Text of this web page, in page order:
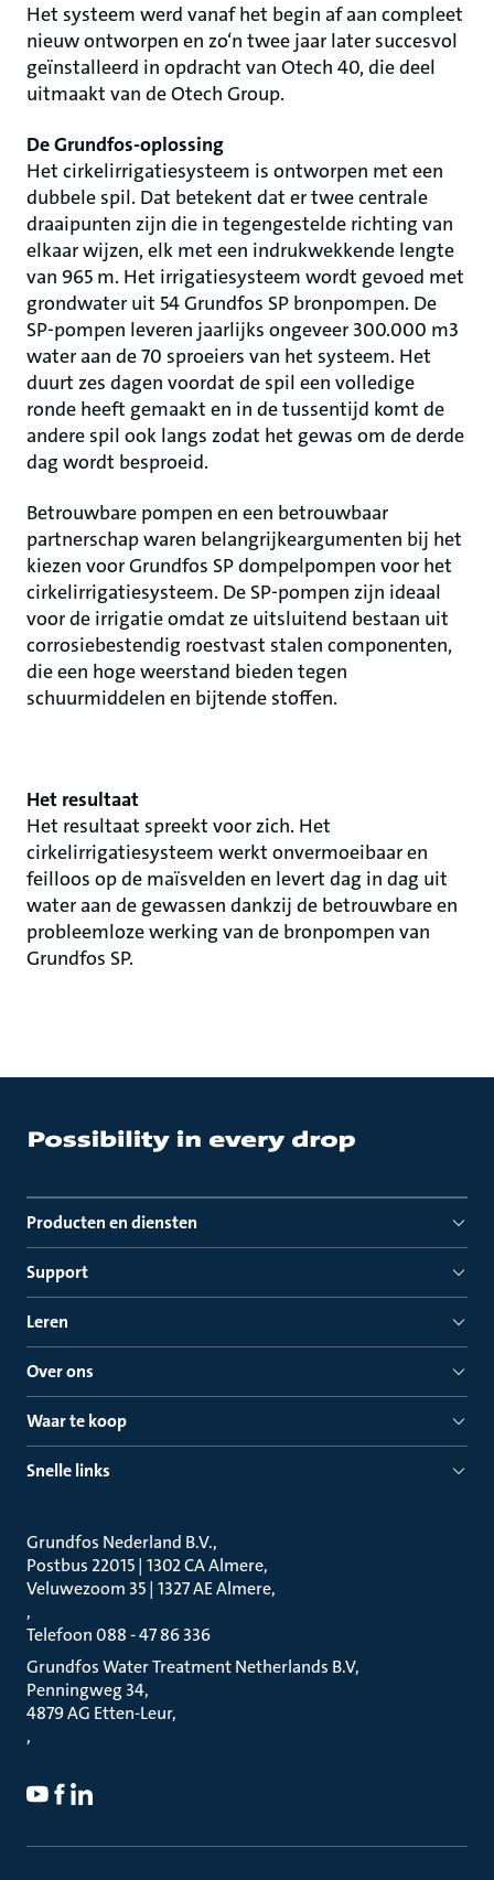
Het systeem werd vanaf het begin af aan compleet
nieuw ontworpen en zo‘n twee jaar later succesvol
geïnstalleerd in opdracht van Otech 40, die deel
uitmaakt van de Otech Group.
De Grundfos-oplossing
Het cirkelirrigatiesysteem is ontworpen met een
dubbele spil. Dat betekent dat er twee centrale
draaipunten zijn die in tegengestelde richting van
elkaar wijzen, elk met een indrukwekkende lengte
van 965 m. Het irrigatiesysteem wordt gevoed met
grondwater uit 54 Grundfos SP bronpompen. De
SP-pompen leveren jaarlijks ongeveer 300.000 m3
water aan de 70 sproeiers van het systeem. Het
duurt zes dagen voordat de spil een volledige
ronde heeft gemaakt en in de tussentijd komt de
andere spil ook langs zodat het gewas om de derde
dag wordt besproeid.
Betrouwbare pompen en een betrouwbaar
partnerschap waren belangrijkeargumenten bij het
kiezen voor Grundfos SP dompelpompen voor het
cirkelirrigatiesysteem. De SP-pompen zijn ideaal
voor de irrigatie omdat ze uitsluitend bestaan uit
corrosiebestendig roestvast stalen componenten,
die een hoge weerstand bieden tegen
schuurmiddelen en bijtende stoffen.
Het resultaat
Het resultaat spreekt voor zich. Het
cirkelirrigatiesysteem werkt onvermoeibaar en
feilloos op de maïsvelden en levert dag in dag uit
water aan de gewassen dankzij de betrouwbare en
probleemloze werking van de bronpompen van
Grundfos SP.
Producten en diensten
Support
Leren
Over ons
Waar te koop
Snelle links
Grundfos Nederland B.V.
Postbus 22015 | 1302 CA Almere
Veluwezoom 35 | 1327 AE Almere
Telefoon 088 - 47 86 336
Grundfos Water Treatment Netherlands B.V
Penningweg 34
4879 AG Etten-Leur